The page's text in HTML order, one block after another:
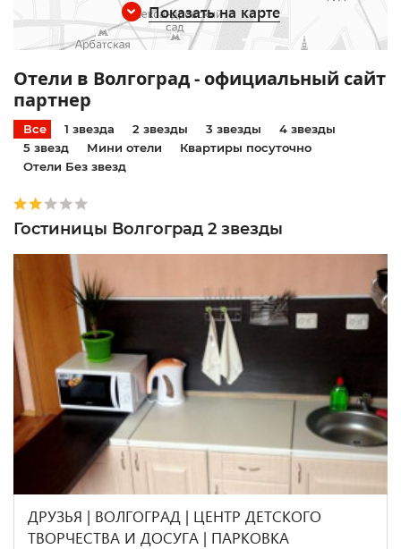
Показать на карте
Отели в Волгоград - официальный сайт
партнер
Все 1 звезда 2 звезды 3 звезды
4 звезды
5 звезд
Мини отели
Квартиры посуточно
Отели Без звезд
Гостиницы Волгоград 2 звезды
ДРУЗЬЯ | ВОЛГОГРАД | ЦЕНТР ДЕТСКОГО
ТВОРЧЕСТВА И ДОСУГА | ПАРКОВКА